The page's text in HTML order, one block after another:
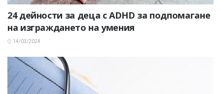
24 дейности за деца с ADHD за подпомагане
на изграждането на умения
14/03/2024